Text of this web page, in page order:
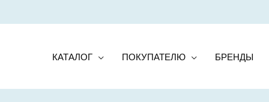
КАТАЛОГ ПОКУПАТЕЛЮ БРЕНДЫ